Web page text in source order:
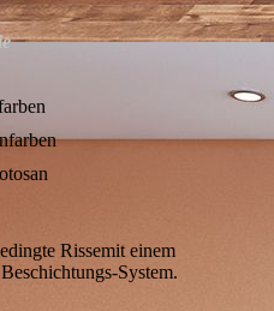
Rissemit einem
System.